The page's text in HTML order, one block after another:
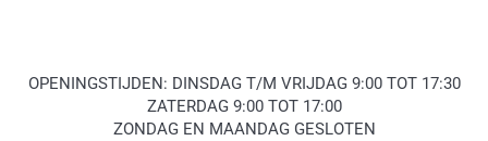
OPENINGSTIJDEN: DINSDAG T/M VRIJDAG 9:00 TOT 17:30
ZATERDAG 9:00 TOT 17:00
ZONDAG EN MAANDAG GESLOTEN